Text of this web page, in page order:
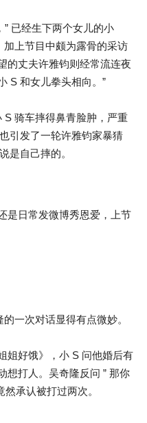
” 已经生下两个女儿的小
上节目中颇为露骨的采访
的丈夫许雅钧则经常流连夜
S 和女儿拳头相向。”
S 骑车摔得鼻青脸肿，严重
引发了一轮许雅钧家暴猜
是自己摔的。
是日常发微博秀恩爱，上节
一次对话显得有点微妙。
姐好饿》，小 S 问他婚后有
想打人。吴奇隆反问 ” 那你
承认被打过两次。